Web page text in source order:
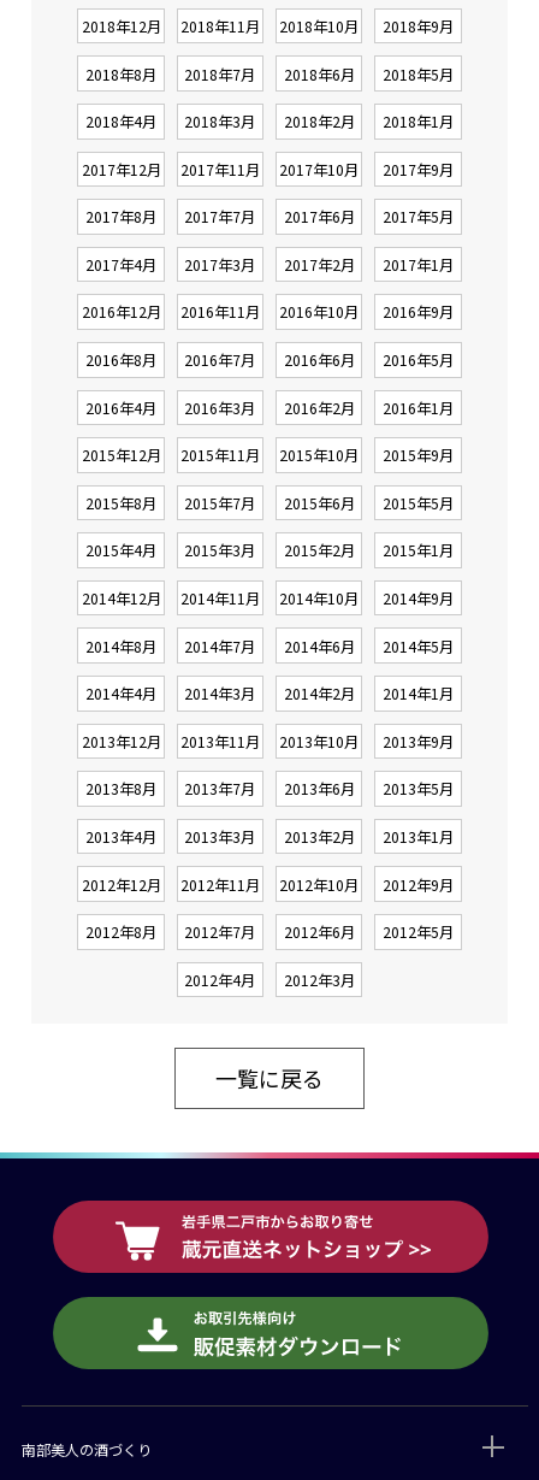
2018年12月 2018年11月 2018年10月 2018年9月
2018年8月 2018年7月 2018年6月 2018年5月
2018年4月 2018年3月 2018年2月 2018年1月
2017年12月 2017年11月 2017年10月 2017年9月
2017年8月 2017年7月 2017年6月 2017年5月
2017年4月 2017年3月 2017年2月 2017年1月
2016年12月 2016年11月 2016年10月 2016年9月
2016年8月 2016年7月 2016年6月 2016年5月
2016年4月 2016年3月 2016年2月 2016年1月
2015年12月 2015年11月 2015年10月 2015年9月
2015年8月 2015年7月 2015年6月 2015年5月
2015年4月 2015年3月 2015年2月 2015年1月
2014年12月 2014年11月 2014年10月 2014年9月
2014年8月 2014年7月 2014年6月 2014年5月
2014年4月 2014年3月 2014年2月 2014年1月
2013年12月 2013年11月 2013年10月 2013年9月
2013年8月 2013年7月 2013年6月 2013年5月
2013年4月 2013年3月 2013年2月 2013年1月
2012年12月 2012年11月 2012年10月 2012年9月
2012年8月 2012年7月 2012年6月 2012年5月
2012年4月 2012年3月
一覧に戻る
南部美人の酒づくり